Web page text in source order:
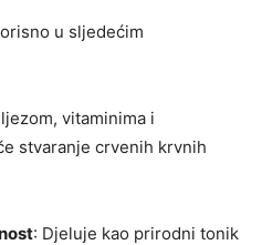
u sljedećim
vitaminima i
stvaranje crvenih krvnih
: Djeluje kao prirodni tonik